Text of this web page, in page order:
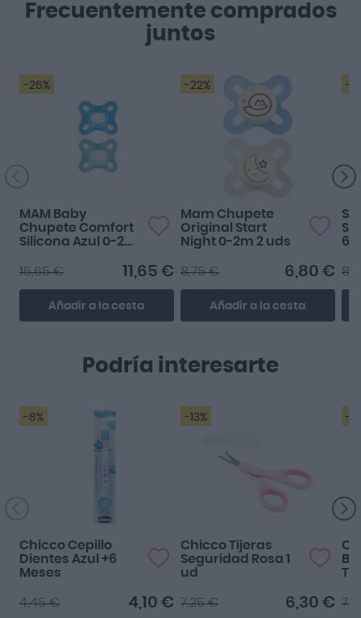
Frecuentemente comprados
juntos
-26%
MAM Baby
Chupete Comfort
Silicona Azul 0-2
11,65 €
15,65 €
Añadir a la cesta
-22%
Mam Chupete
Original Start
Night 0-2m 2 uds
6,80 €
8,75 €
Añadir a la cesta
-
6M
Podría interesarte
-8%
Chicco Cepillo
Dientes Azul +6
Meses
4,10 €
4,45 €
-13%
Chicco Tijeras
Seguridad Rosa 1
ud
6,30 €
7,25 €
-
T-